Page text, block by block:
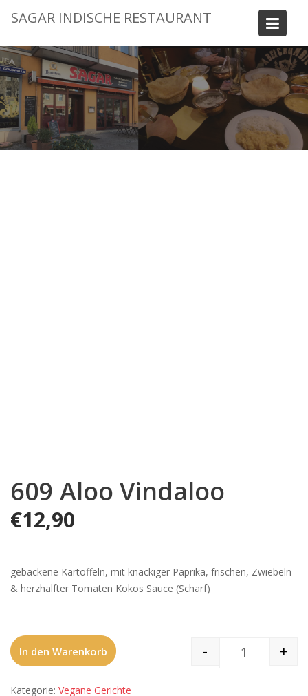
SAGAR INDISCHE RESTAURANT
609 Aloo Vindaloo
€12,90
gebackene Kartoffeln, mit knackiger Paprika, frischen, Zwiebeln
& herzhalfter Tomaten Kokos Sauce (Scharf)
609 Aloo
- +
In den Warenkorb
Kategorie: Vegane Gerichte